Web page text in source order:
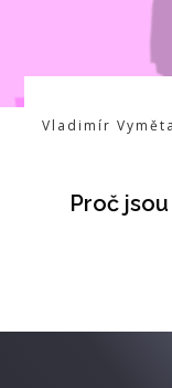
Vladimír
Proč